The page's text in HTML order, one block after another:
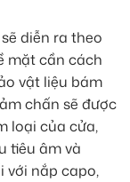
diễn ra theo
mặt cần cách
vật liệu bám
chấn sẽ được
loại của cửa,
tiêu âm và
với nắp capo,